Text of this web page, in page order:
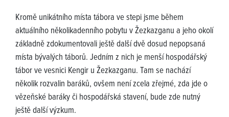
Kromě unikátního místa tábora ve stepi jsme během
aktuálního několikadenního pobytu v Žezkazganu a jeho okolí
základně zdokumentovali ještě další dvě dosud nepopsaná
místa bývalých táborů. Jedním z nich je menší hospodářský
tábor ve vesnici Kengir u Žezkazganu. Tam se nachází
několik rozvalin baráků, ovšem není zcela zřejmé, zda jde o
vězeňské baráky či hospodářská stavení, bude zde nutný
ještě další výzkum.